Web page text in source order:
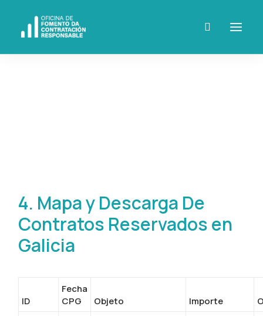
4. Mapa y Descarga De
Contratos Reservados en
Galicia
ID
Fecha
CPG
Objeto Importe